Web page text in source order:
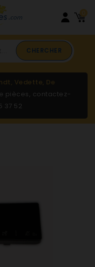
0
CHERCHER
Vedette, De
pièces, contactez-
37 52